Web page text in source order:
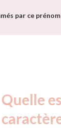
par ce prénom
Quelle